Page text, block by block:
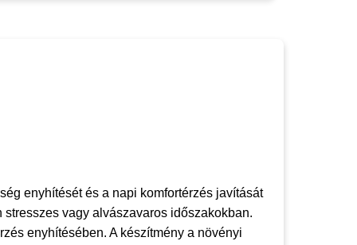
enyhítését és a napi komfortérzés javítását
vagy alvászavaros időszakokban.
enyhítésében. A készítmény a növényi